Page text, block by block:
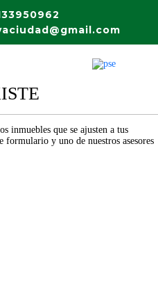
inmuebles que se ajusten a tus
formulario y uno de nuestros asesores